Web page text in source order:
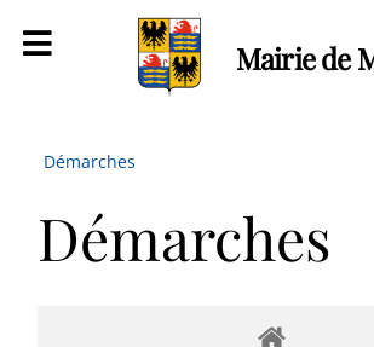
Mairie de
Démarches
Démarches